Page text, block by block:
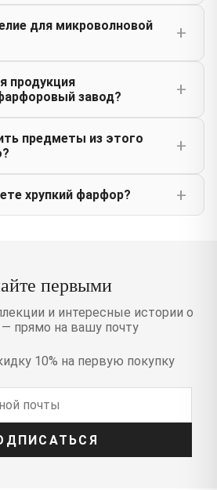
для микроволновой
продукция
завод?
предметы из этого
хрупкий фарфор?
первыми
и интересные истории о
прямо на вашу почту
10% на первую покупку